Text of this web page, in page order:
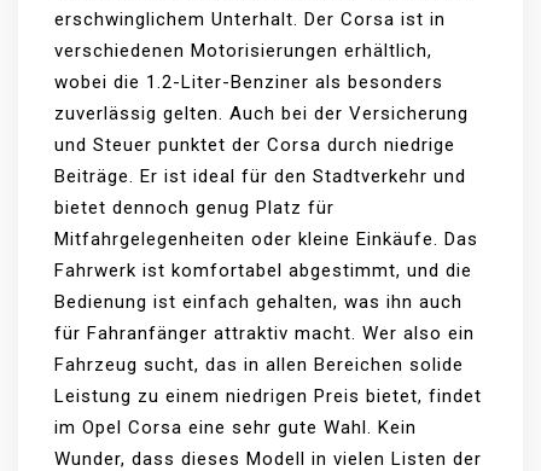
erschwinglichem Unterhalt. Der Corsa ist in
verschiedenen Motorisierungen erhältlich,
wobei die 1.2-Liter-Benziner als besonders
zuverlässig gelten. Auch bei der Versicherung
und Steuer punktet der Corsa durch niedrige
Beiträge. Er ist ideal für den Stadtverkehr und
bietet dennoch genug Platz für
Mitfahrgelegenheiten oder kleine Einkäufe. Das
Fahrwerk ist komfortabel abgestimmt, und die
Bedienung ist einfach gehalten, was ihn auch
für Fahranfänger attraktiv macht. Wer also ein
Fahrzeug sucht, das in allen Bereichen solide
Leistung zu einem niedrigen Preis bietet, findet
im Opel Corsa eine sehr gute Wahl. Kein
Wunder, dass dieses Modell in vielen Listen der